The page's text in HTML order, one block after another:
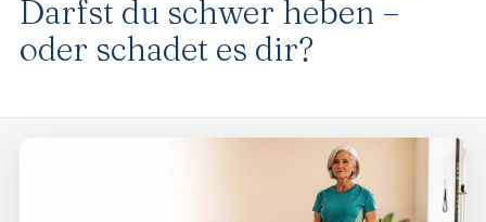
Darfst du schwer heben –
oder schadet es dir?